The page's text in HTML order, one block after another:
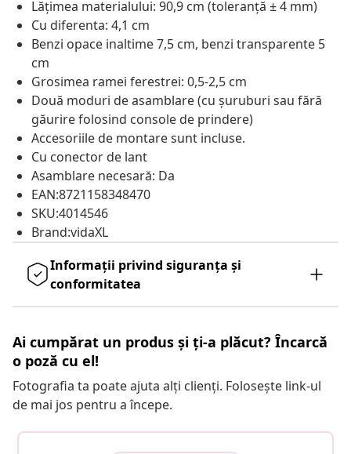
Lățimea materialului: 90,9 cm (toleranță ± 4 mm)
Cu diferenta: 4,1 cm
Benzi opace inaltime 7,5 cm, benzi transparente 5
cm
Grosimea ramei ferestrei: 0,5-2,5 cm
Două moduri de asamblare (cu șuruburi sau fără
găurire folosind console de prindere)
Accesoriile de montare sunt incluse.
Cu conector de lant
Asamblare necesară: Da
EAN:8721158348470
SKU:4014546
Brand:vidaXL
Informații privind siguranța și
conformitatea
Ai cumpărat un produs și ți-a plăcut? Încarcă
o poză cu el!
Fotografia ta poate ajuta alți clienți. Folosește link-ul
de mai jos pentru a începe.